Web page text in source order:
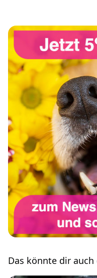
Das könnte dir auch